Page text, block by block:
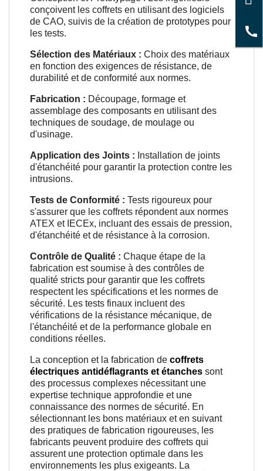
conçoivent les coffrets en utilisant des logiciels
de CAO, suivis de la création de prototypes pour
les tests.
Sélection des Matériaux : Choix des matériaux
en fonction des exigences de résistance, de
durabilité et de conformité aux normes.
Fabrication : Découpage, formage et
assemblage des composants en utilisant des
techniques de soudage, de moulage ou
d'usinage.
Application des Joints : Installation de joints
d'étanchéité pour garantir la protection contre les
intrusions.
Tests de Conformité : Tests rigoureux pour
s'assurer que les coffrets répondent aux normes
ATEX et IECEx, incluant des essais de pression,
d'étanchéité et de résistance à la corrosion.
Contrôle de Qualité : Chaque étape de la
fabrication est soumise à des contrôles de
qualité stricts pour garantir que les coffrets
respectent les spécifications et les normes de
sécurité. Les tests finaux incluent des
vérifications de la résistance mécanique, de
l'étanchéité et de la performance globale en
conditions réelles.
La conception et la fabrication de coffrets
électriques antidéflagrants et étanches sont
des processus complexes nécessitant une
expertise technique approfondie et une
connaissance des normes de sécurité. En
sélectionnant les bons matériaux et en suivant
des pratiques de fabrication rigoureuses, les
fabricants peuvent produire des coffrets qui
assurent une protection optimale dans les
environnements les plus exigeants. La